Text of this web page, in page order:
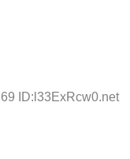
ID:l33ExRcw0.net